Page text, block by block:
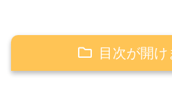
目次が開け